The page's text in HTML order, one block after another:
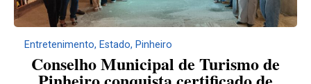
Entretenimento, Estado, Pinheiro
Conselho Municipal de Turismo de